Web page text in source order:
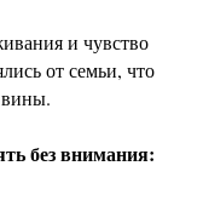
и чувство
от семьи, что
вины.
без внимания: